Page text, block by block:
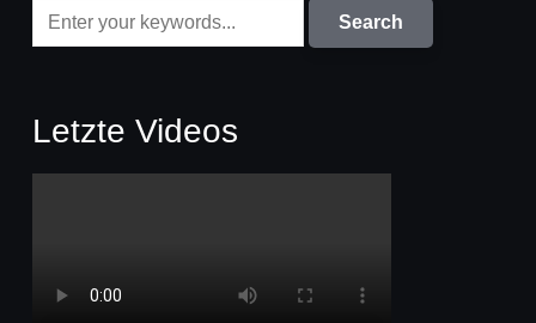
Letzte Videos